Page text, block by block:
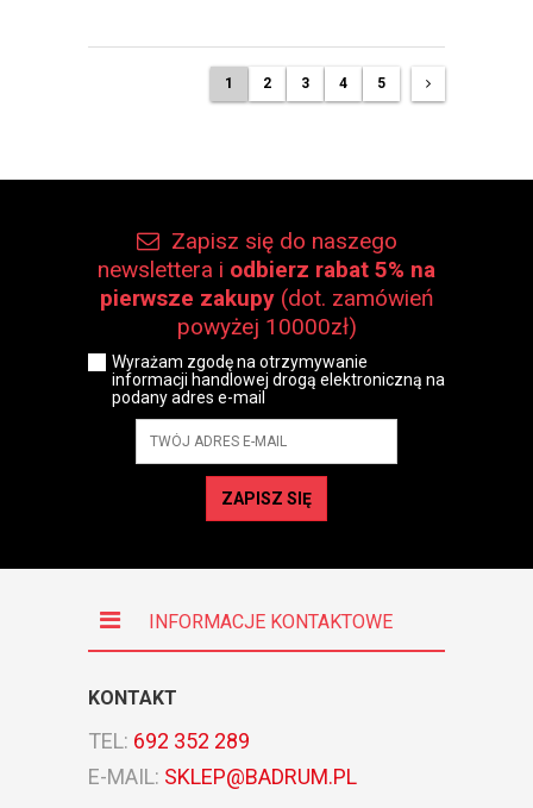
1 2 3 4 5
Zapisz się do naszego
newslettera i odbierz rabat 5% na
pierwsze zakupy (dot. zamówień
powyżej 10000zł)
Wyrażam zgodę na otrzymywanie
informacji handlowej drogą elektroniczną na
podany adres e-mail
ZAPISZ SIĘ
INFORMACJE KONTAKTOWE
KONTAKT
TEL: 692 352 289
E-MAIL: SKLEP@BADRUM.PL